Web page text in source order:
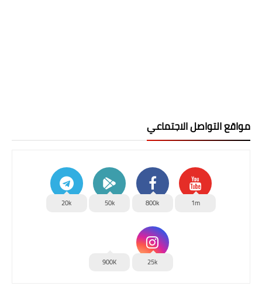
مواقع التواصل الاجتماعي
1m
800k
50k
20k
25k
900K